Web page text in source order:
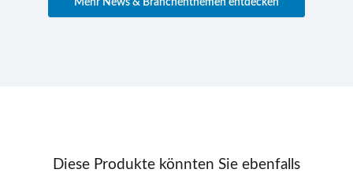
Diese Produkte könnten Sie ebenfalls